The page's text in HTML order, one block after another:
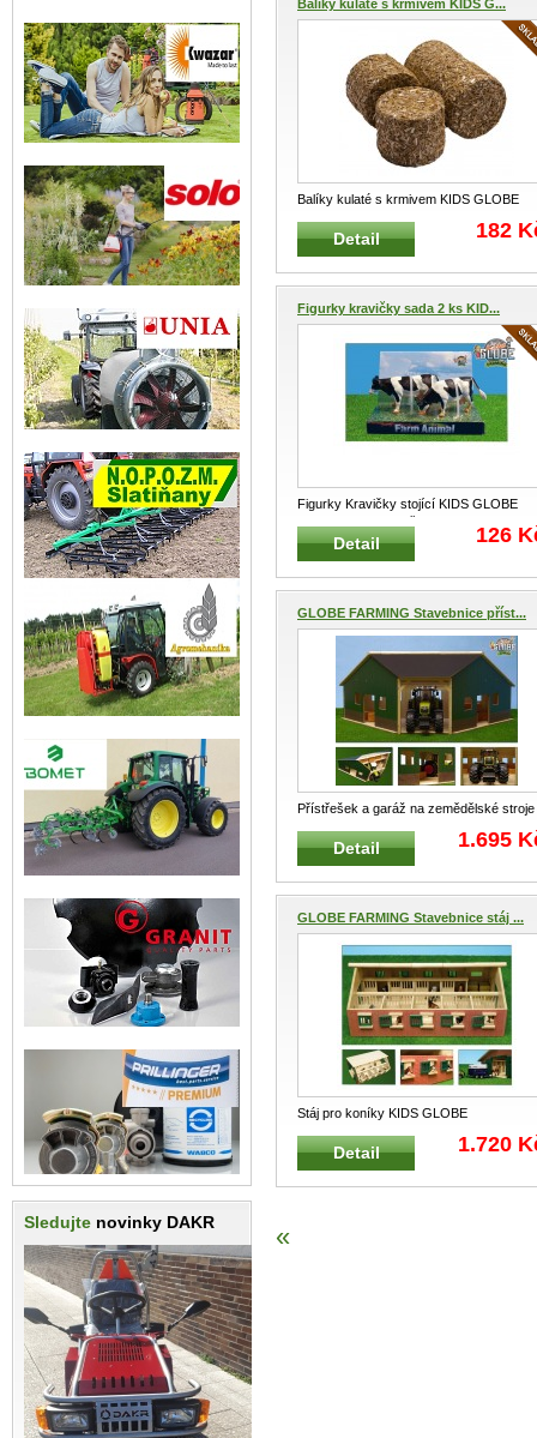
Sledujte novinky DAKR
Balíky kulaté s krmivem KIDS G...
Balíky kulaté s krmivem KIDS GLOBE
FARMING 610703 Balíky kulaté ...
Detail 182
Figurky kravičky sada 2 ks KID...
Figurky Kravičky stojící KIDS GLOBE
FARMING 571873 Černobílé krav...
Detail 126
GLOBE FARMING Stavebnice příst...
Přístřešek a garáž na zemědělské stroje
KIDS GLOBE FARMING 610339 ...
Detail 1.695
GLOBE FARMING Stavebnice stáj ...
Stáj pro koníky KIDS GLOBE
FARMING 610544 Velmi kvalitní stavebni
...
Detail 1.720
«